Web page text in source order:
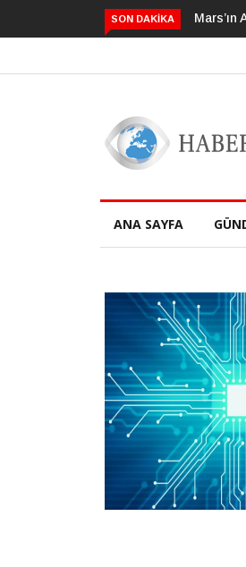
SON DAKIKA
Atmosferini Yok Eden Mekanizma
ANA SAYFA